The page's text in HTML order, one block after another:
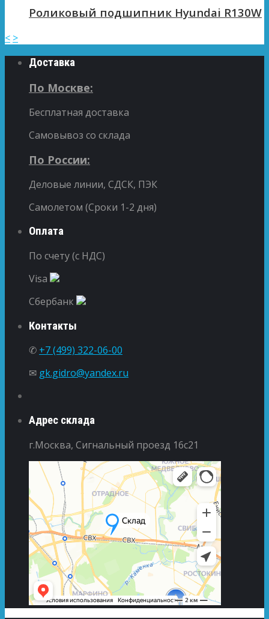
Роликовый подшипник Hyundai R130W
< >
Доставка
По Москве:
Бесплатная доставка
Самовывоз со склада
По России:
Деловые линии, СДСК, ПЭК
Самолетом (Сроки 1-2 дня)
Оплата
По счету (с НДС)
Visa
Сбербанк
Контакты
✆ +7 (499) 322-06-00
✉ gk.gidro@yandex.ru
Адрес склада
г.Москва, Сигнальный проезд 16с21